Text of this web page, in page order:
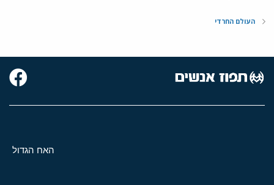
העולם החרדי
האח הגדול